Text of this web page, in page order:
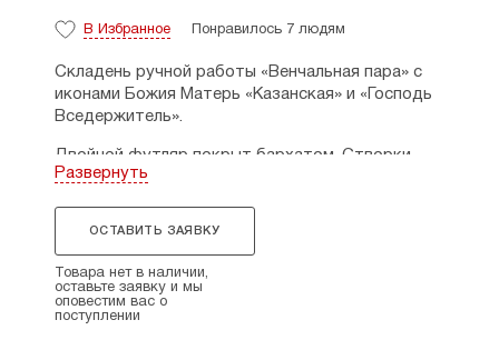
В Избранное Понравилось 7 людям
Складень ручной работы «Венчальная пара» с
иконами Божия Матерь «Казанская» и «Господь
Вседержитель».
Двойной футляр покрыт бархатом. Створки
подвижные, футляр закрывается с помощью
Иконы находятся в багетной пластиковой рамке
помощью которого можно вытащить икону из
футляра.
Развернуть
ОСТАВИТЬ ЗАЯВКУ
Товара нет в наличии,
оставьте заявку и мы
оповестим вас о
поступлении